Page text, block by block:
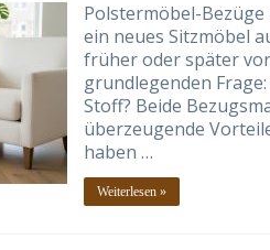
Polstermöbel-Bezüge
ein neues Sitzmöbel
früher oder später
grundlegenden
Stoff? Beide
überzeugende
haben …
Weiterlesen »